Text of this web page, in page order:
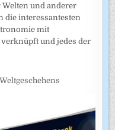
und anderer
die interessantesten
mit
und jedes der